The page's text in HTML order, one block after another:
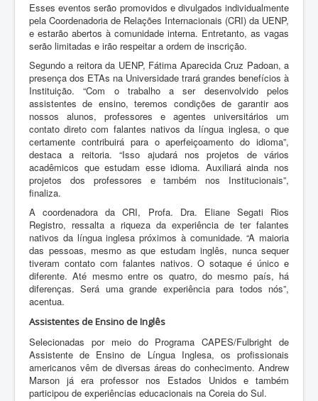
Esses eventos serão promovidos e divulgados individualmente
pela Coordenadoria de Relações Internacionais (CRI) da UENP,
e estarão abertos à comunidade interna. Entretanto, as vagas
serão limitadas e irão respeitar a ordem de inscrição.
Segundo a reitora da UENP, Fátima Aparecida Cruz Padoan, a
presença dos ETAs na Universidade trará grandes benefícios à
Instituição. “Com o trabalho a ser desenvolvido pelos
assistentes de ensino, teremos condições de garantir aos
nossos alunos, professores e agentes universitários um
contato direto com falantes nativos da língua inglesa, o que
certamente contribuirá para o aperfeiçoamento do idioma”,
destaca a reitoria. “Isso ajudará nos projetos de vários
acadêmicos que estudam esse idioma. Auxiliará ainda nos
projetos dos professores e também nos Institucionais”,
finaliza.
A coordenadora da CRI, Profa. Dra. Eliane Segati Rios
Registro, ressalta a riqueza da experiência de ter falantes
nativos da língua inglesa próximos à comunidade. “A maioria
das pessoas, mesmo as que estudam inglês, nunca sequer
tiveram contato com falantes nativos. O sotaque é único e
diferente. Até mesmo entre os quatro, do mesmo país, há
diferenças. Será uma grande experiência para todos nós”,
acentua.
Assistentes de Ensino de Inglês
Selecionadas por meio do Programa CAPES/Fulbright de
Assistente de Ensino de Língua Inglesa, os profissionais
americanos vêm de diversas áreas do conhecimento. Andrew
Marson já era professor nos Estados Unidos e também
participou de experiências educacionais na Coreia do Sul.